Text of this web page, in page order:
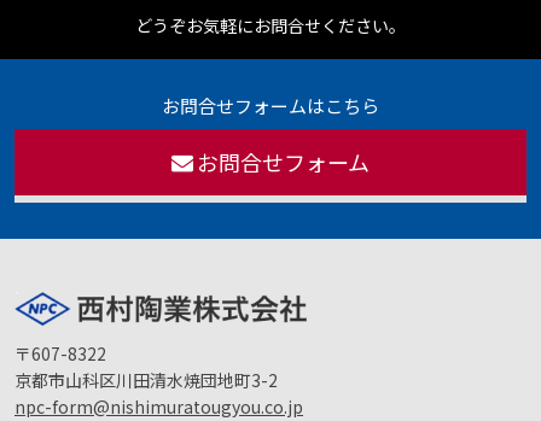
どうぞお気軽にお問合せください。
お問合せフォームはこちら
お問合せフォーム
〒607-8322
京都市山科区川田清水焼団地町3-2
npc-form@nishimuratougyou.co.jp